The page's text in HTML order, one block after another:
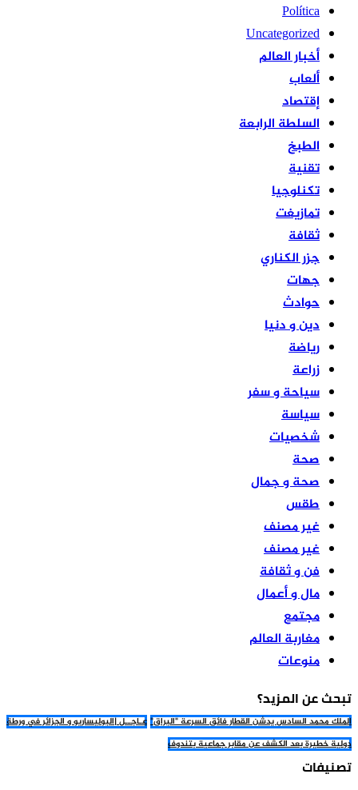
Política
Uncategorized
أخبار العالم
ألعاب
إقتصاد
السلطة الرابعة
الطبخ
تقنية
تكنلوجيا
تمازيغت
ثقافة
جزر الكناري
جهات
حوادث
دين و دنيا
رياضة
زراعة
سياحة و سفر
سياسة
شخصيات
صحة
صحة و جمال
طقس
غير مصنف
غير مصنف
فن و ثقافة
مال و أعمال
مجتمع
مغاربة العالم
منوعات
تبحث عن المزيد؟
الملك محمد السادس يدشن القطار فائق السرعة "البراق" عـاجــل |البوليساريو و الجزائر في ورطة
دولية خطيرة بعد الكشف عن مقابر جماعية بتندوف
تصنيفات